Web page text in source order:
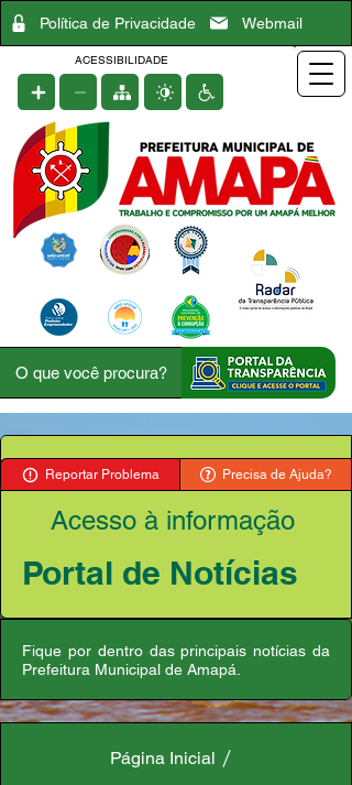
Política de Privacidade Webmail
ACESSIBILIDADE
Reportar Problema Precisa de Ajuda?
Acesso à informação
Portal de Notícias
Fique por dentro das principais notícias da
Prefeitura Municipal de Amapá.
Página Inicial